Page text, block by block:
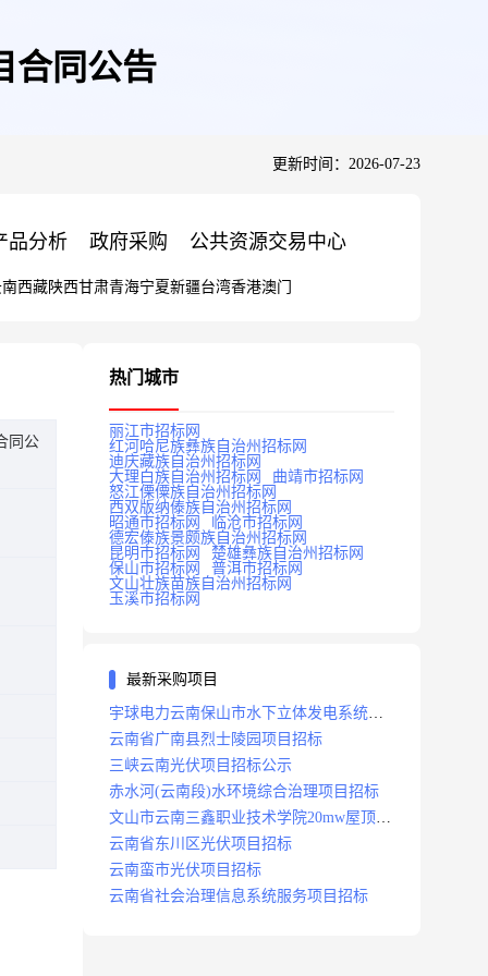
合同公告
更新时间：2026-07-23
品分析 政府采购 公共资源交易中心
西藏陕西甘肃青海宁夏新疆台湾香港澳门
同公
热门城市
丽江市招标网
红河哈尼族彝族自治州招标网
迪庆藏族自治州招标网
大理白族自治州招标网
曲靖市招标网
怒江傈僳族自治州招标网
西双版纳傣族自治州招标网
昭通市招标网
临沧市招标网
德宏傣族景颇族自治州招标网
昆明市招标网
楚雄彝族自治州招标网
保山市招标网
普洱市招标网
文山壮族苗族自治州招标网
玉溪市招标网
最新采购项目
宇球电力云南保山市水下立体发电系统项
目招标
云南省广南县烈士陵园项目招标
三峡云南光伏项目招标公示
赤水河(云南段)水环境综合治理项目招标
文山市云南三鑫职业技术学院20mw屋顶分
布式光伏设计施工总承包(epc)项目招标
云南省东川区光伏项目招标
云南蛮市光伏项目招标
云南省社会治理信息系统服务项目招标